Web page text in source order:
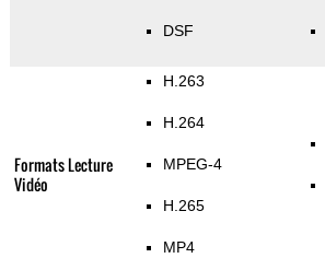
DSF
Formats Lecture
Vidéo
H.263
H.264
MPEG-4
H.265
MP4